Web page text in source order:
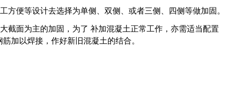
方便等设计去选择为单侧、双侧、或者三侧、四侧等做加固。
截面为主的加固，为了 补加混凝土正常工作，亦需适当配置
加以焊接，作好新旧混凝土的结合。